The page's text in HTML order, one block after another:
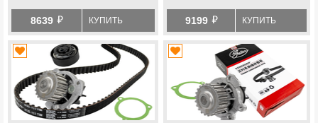
Ларгус fl, Веста ng, datsun
8639 й КУПИТЬ
Ларгус fl, Веста ng, datsun
9199 й КУПИТЬ